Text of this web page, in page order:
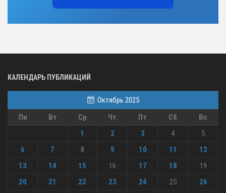
КАЛЕНДАРЬ ПУБЛИКАЦИЙ
Октябрь 2025
Пн
Вт Ср Чт Пт Сб
Вс
1
2 3 4
5
6
7 8 9 10 11
12
13
14 15 16 17 18
19
20
21 22 23 24 25
26